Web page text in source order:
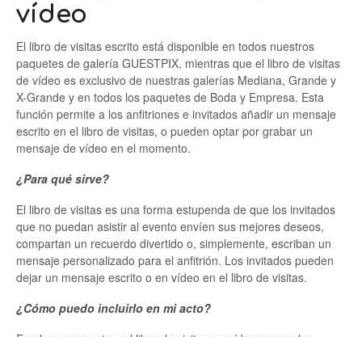
vídeo
El libro de visitas escrito está disponible en todos nuestros
paquetes de galería GUESTPIX, mientras que el libro de visitas
de vídeo es exclusivo de nuestras galerías Mediana, Grande y
X-Grande y en todos los paquetes de Boda y Empresa. Esta
función permite a los anfitriones e invitados añadir un mensaje
escrito en el libro de visitas, o pueden optar por grabar un
mensaje de vídeo en el momento.
¿Para qué sirve?
El libro de visitas es una forma estupenda de que los invitados
que no puedan asistir al evento envíen sus mejores deseos,
compartan un recuerdo divertido o, simplemente, escriban un
mensaje personalizado para el anfitrión. Los invitados pueden
dejar un mensaje escrito o en vídeo en el libro de visitas.
¿Cómo puedo incluirlo en mi acto?